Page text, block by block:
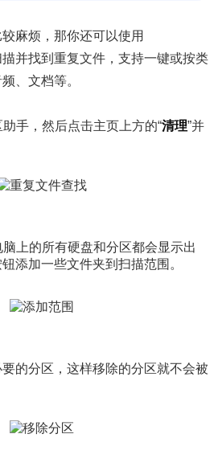
麻烦，那你还可以使用
描并找到重复文件，支持一键或按类
、文档等。
手，然后点击主页上方的“清理”并
上的所有硬盘和分区都会显示出
添加一些文件夹到扫描范围。
的分区，这样移除的分区就不会被